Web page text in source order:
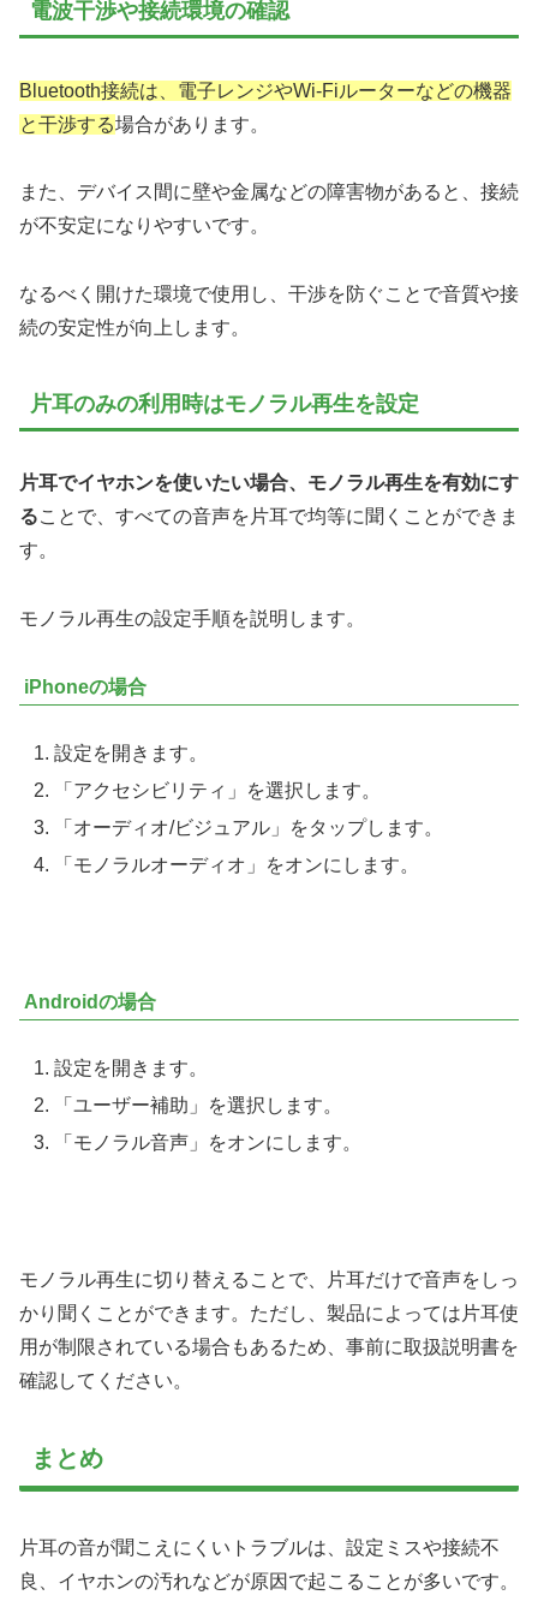
電波干渉や接続環境の確認
Bluetooth接続は、電子レンジやWi-Fiルーターなどの機器
と干渉する場合があります。
また、デバイス間に壁や金属などの障害物があると、接続
が不安定になりやすいです。
なるべく開けた環境で使用し、干渉を防ぐことで音質や接
続の安定性が向上します。
片耳のみの利用時はモノラル再生を設定
片耳でイヤホンを使いたい場合、モノラル再生を有効にす
ることで、すべての音声を片耳で均等に聞くことができま
す。
モノラル再生の設定手順を説明します。
iPhoneの場合
設定を開きます。
「アクセシビリティ」を選択します。
「オーディオ/ビジュアル」をタップします。
「モノラルオーディオ」をオンにします。
Androidの場合
設定を開きます。
「ユーザー補助」を選択します。
「モノラル音声」をオンにします。
モノラル再生に切り替えることで、片耳だけで音声をしっ
かり聞くことができます。ただし、製品によっては片耳使
用が制限されている場合もあるため、事前に取扱説明書を
確認してください。
まとめ
片耳の音が聞こえにくいトラブルは、設定ミスや接続不
良、イヤホンの汚れなどが原因で起こることが多いです。